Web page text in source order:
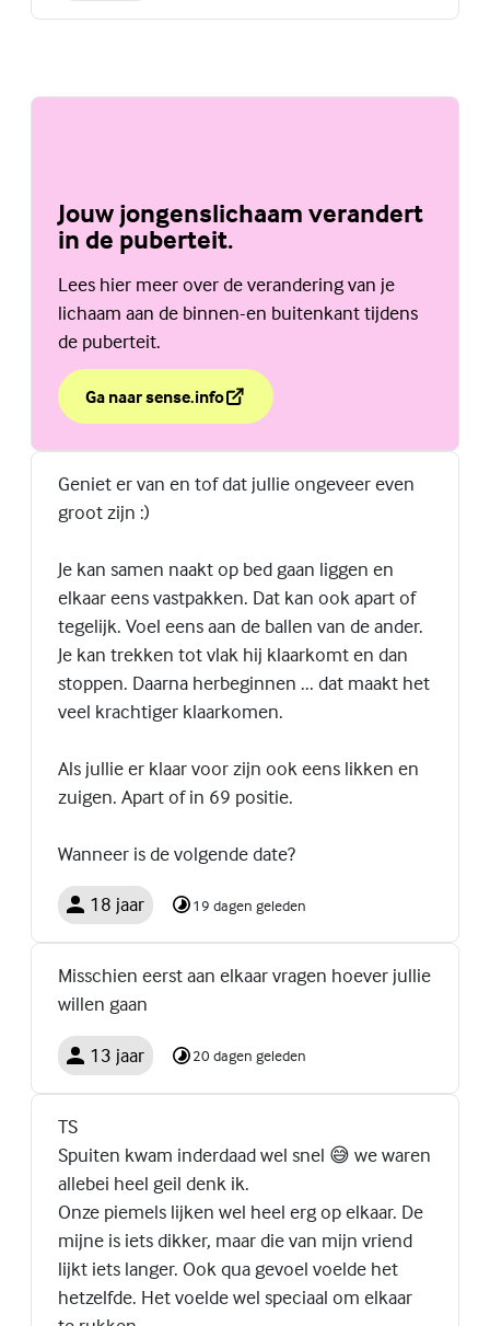
Jouw jongenslichaam verandert
in de puberteit.
Lees hier meer over de verandering van je
lichaam aan de binnen-en buitenkant tijdens
de puberteit.
Ga naar sense.info
over Jouw jongenslichaam verandert in de puberteit.
(Externe link)
Geniet er van en tof dat jullie ongeveer even
groot zijn :)
Je kan samen naakt op bed gaan liggen en
elkaar eens vastpakken. Dat kan ook apart of
tegelijk. Voel eens aan de ballen van de ander.
Je kan trekken tot vlak hij klaarkomt en dan
stoppen. Daarna herbeginnen ... dat maakt het
veel krachtiger klaarkomen.
Als jullie er klaar voor zijn ook eens likken en
zuigen. Apart of in 69 positie.
Wanneer is de volgende date?
18 jaar 19 dagen geleden
Misschien eerst aan elkaar vragen hoever jullie
willen gaan
13 jaar 20 dagen geleden
TS
Spuiten kwam inderdaad wel snel 😅 we waren
allebei heel geil denk ik.
Onze piemels lijken wel heel erg op elkaar. De
mijne is iets dikker, maar die van mijn vriend
lijkt iets langer. Ook qua gevoel voelde het
hetzelfde. Het voelde wel speciaal om elkaar